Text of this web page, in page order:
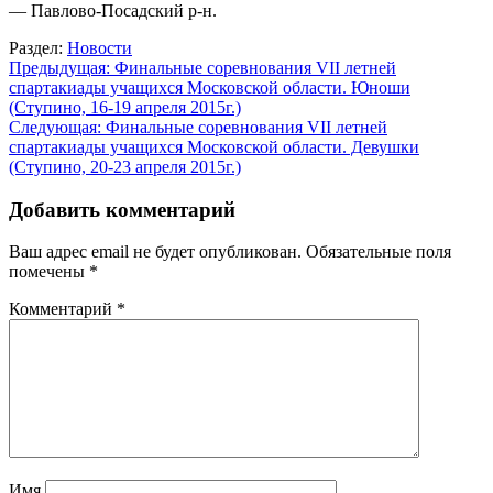
— Павлово-Посадский р-н.
Раздел: Новости
Навигация
по
записям
Предыдущая: Финальные соревнования VII летней
спартакиады учащихся Московской области. Юноши
(Ступино, 16-19 апреля 2015г.)
Следующая: Финальные соревнования VII летней
спартакиады учащихся Московской области. Девушки
(Ступино, 20-23 апреля 2015г.)
Добавить комментарий
Ваш адрес email не будет опубликован. Обязательные поля
помечены *
Комментарий *